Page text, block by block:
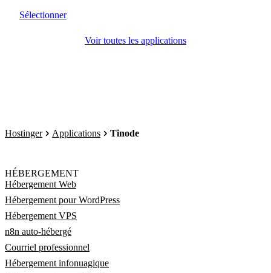
Sélectionner
Voir toutes les applications
Hostinger Applications Tinode
HÉBERGEMENT
Hébergement Web
Hébergement pour WordPress
Hébergement VPS
n8n auto-hébergé
Courriel professionnel
Hébergement infonuagique